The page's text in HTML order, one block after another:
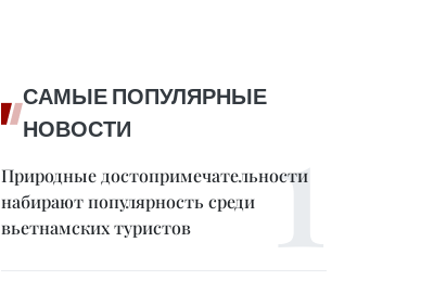
САМЫЕ ПОПУЛЯРНЫЕ
НОВОСТИ
Природные достопримечательности
набирают популярность среди
вьетнамских туристов